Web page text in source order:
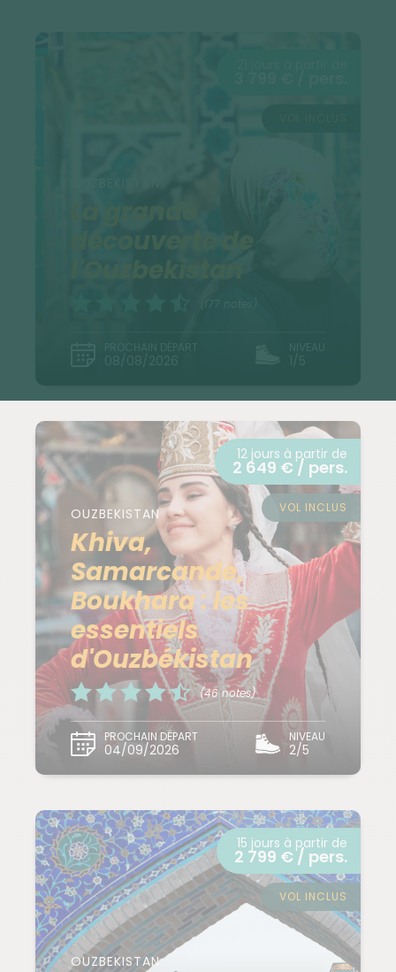
OUZBEKISTAN
Khiva,
Samarcande,
Boukhara : les
essentiels
d'Ouzbékistan
(46 notes)
PROCHAIN DÉPART
04/09/2026
NIVEAU
2/5
12 jours à partir de
2 649 € / pers.
VOL INCLUS
OUZBEKISTAN
15 jours à partir de
2 799 € / pers.
VOL INCLUS